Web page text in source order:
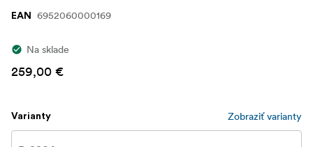
EAN 6952060000169
Na sklade
259,00 €
Varianty Zobraziť varianty